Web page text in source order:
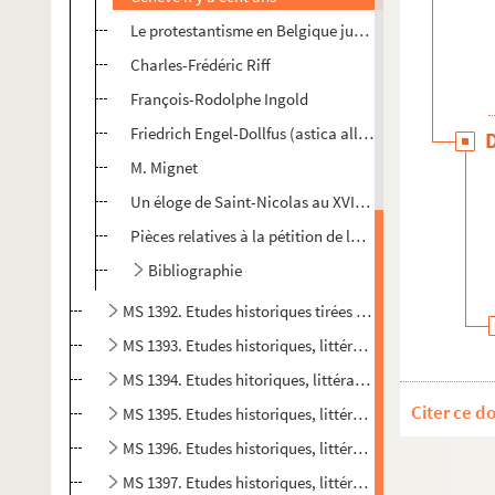
Le protestantisme en Belgique jusqu'à Joseph II
Charles-Frédéric Riff
François-Rodolphe Ingold
Friedrich Engel-Dollfus (astica alle monde)
M. Mignet
Un éloge de Saint-Nicolas au XVII siècle
Pièces relatives à la pétition de la paroisse de St.
Bibliographie
MS 1392. Etudes historiques tirées du Progrès
MS 1393. Etudes historiques, littéraires et religieuses
MS 1394. Etudes hitoriques, littéraires et religieuses
MS 1395. Etudes historiques, littéraires, religieuses
MS 1396. Etudes historiques, littéraires, religieuses et
MS 1397. Etudes historiques, littéraires, religieuses et
Citer ce